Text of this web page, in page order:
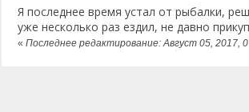
Я последнее время устал от рыбалки,
уже несколько раз ездил, не давно
« Последнее редактирование: Август 05, 2017,